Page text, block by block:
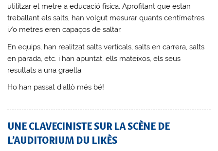
utilitzar el metre a educació física. Aprofitant que estan
treballant els salts, han volgut mesurar quants centímetres
i/o metres eren capaços de saltar.
En equips, han realitzat salts verticals, salts en carrera, salts
en parada, etc. i han apuntat, ells mateixos, els seus
resultats a una graella.
Ho han passat d’allò més bé!
UNE CLAVECINISTE SUR LA SCÈNE DE
L’AUDITORIUM DU LIKÈS